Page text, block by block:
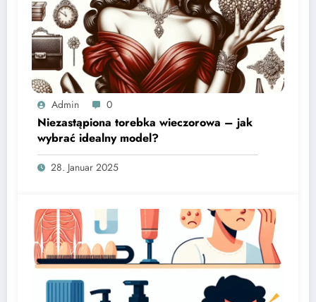
Admin 0
Niezastąpiona torebka wieczorowa – jak
wybrać idealny model?
28. Januar 2025